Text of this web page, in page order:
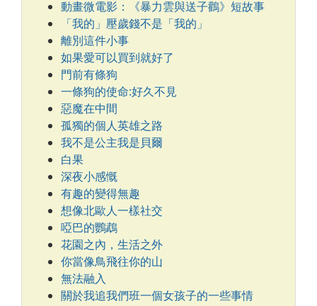
動畫微電影：《暴力雲與送子鸛》短故事
「我的」壓歲錢不是「我的」
離別這件小事
如果愛可以買到就好了
門前有條狗
一條狗的使命:好久不見
惡魔在中間
孤獨的個人英雄之路
我不是公主我是貝爾
白果
深夜小感慨
有趣的變得無趣
想像北歐人一樣社交
啞巴的鸚鵡
花園之內，生活之外
你當像鳥飛往你的山
無法融入
關於我追我們班一個女孩子的一些事情